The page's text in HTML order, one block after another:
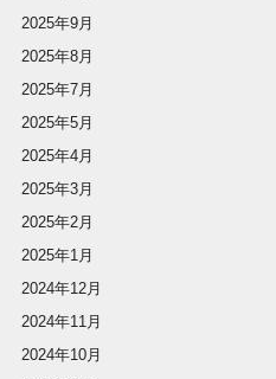
2025年9月
2025年8月
2025年7月
2025年5月
2025年4月
2025年3月
2025年2月
2025年1月
2024年12月
2024年11月
2024年10月